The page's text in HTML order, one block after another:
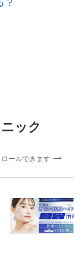
ック
クロールできます